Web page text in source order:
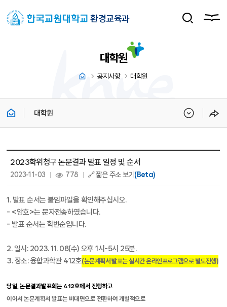
환경교육과
대학원
공지사항 대학원
대학원
2023학위청구 논문결과 발표 일정 및 순서
2023-11-03 778 🔗 짧은 주소 보기(Beta)
1. 발표 순서는 붙임파일을 확인해주십시오.
- <암호>는 문자전송하였습니다.
- 발표 순서는 학번순입니다.
2. 일시: 2023. 11. 08(수) 오후 1시-5시 25분.
3. 장소: 융합과학관 412호(논문계획서 발표는 실시간 온라인프로그램으로 별도진행)
당일, 논문결과발표회는 412호에서 진행하고
이어서 논문계획서 발표는 비대면으로 전환하여 개별적으로